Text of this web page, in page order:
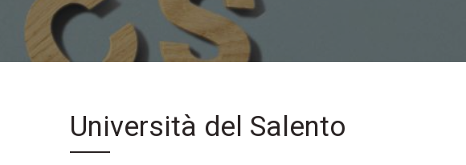
Università del Salento